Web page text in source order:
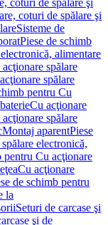
coturi de spălare şi
coturi de spălare şi
Sisteme de
Piese de schimb
alimentare
spălare
spălare
pentru Cu
Cu acţionare
spălare
Montaj aparentPiese
electronică,
pentru Cu acţionare
Cu acţionare
de schimb pentru
la
Seturi de carcase şi
şi de